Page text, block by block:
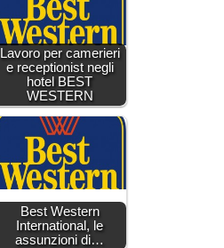
Lavoro per camerieri
e receptionist negli
hotel BEST
WESTERN
Best Western
International, le
assunzioni di…